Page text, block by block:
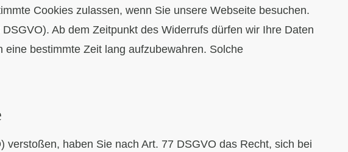
Cookies zulassen, wenn Sie unsere Webseite besuchen.
Ab dem Zeitpunkt des Widerrufs dürfen wir Ihre Daten
bestimmte Zeit lang aufzubewahren. Solche
haben Sie nach Art. 77 DSGVO das Recht, sich bei